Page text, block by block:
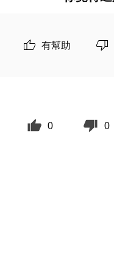
有幫助
0 0